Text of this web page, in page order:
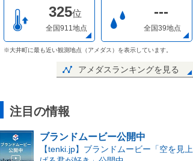
325位
全国911地点
---
全国39地点
※大井町に最も近い観測地点（アメダス）を表示しています。
アメダスランキングを見る
注目の情報
ブランドムービー公開中
【tenki.jp】ブランドムービー「空を見上